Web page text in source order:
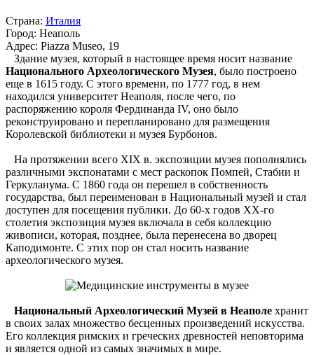
Страна: Италия
Город: Неаполь
Адрес: Piazza Museo, 19
Здание музея, который в настоящее время носит название
Национального Археологического Музея, было построено
еще в 1615 году. С этого времени, по 1777 год, в нем
находился университет Неаполя, после чего, по
распоряжению короля Фердинанда IV, оно было
реконструировано и перепланировано для размещения
Королевской библиотеки и музея Бурбонов.
На протяжении всего XIX в. экспозиции музея пополнялись
различными экспонатами с мест раскопок Помпей, Стабии и
Геркуланума. С 1860 года он перешел в собственность
государства, был переименован в Национальный музей и стал
доступен для посещения публики. До 60-х годов ХХ-го
столетия экспозиция музея включала в себя коллекцию
живописи, которая, позднее, была перенесена во дворец
Каподимонте. С этих пор он стал носить название
археологического музея.
Национальный Археологический Музей в Неаполе хранит
в своих залах множество бесценных произведений искусства.
Его коллекция римских и греческих древностей неповторима
и является одной из самых значимых в мире.